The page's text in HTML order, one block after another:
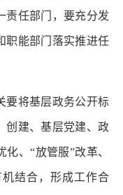
责任部门，要充分发
职能部门落实推进任
将基层政务公开标
创建、基层党建、政
、“放管服”改革、
结合，形成工作合